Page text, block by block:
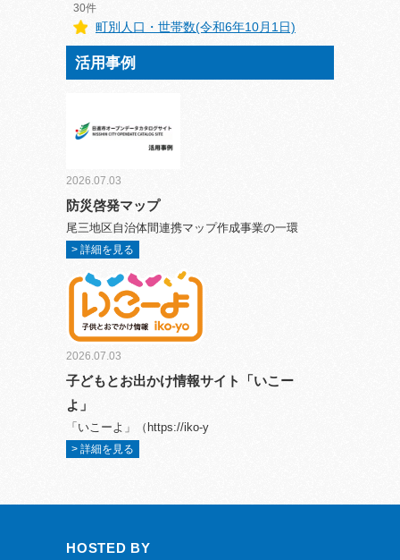
30件
町別人口・世帯数(令和6年10月1日)
活用事例
2026.07.03
防災啓発マップ
尾三地区自治体間連携マップ作成事業の一環
> 詳細を見る
2026.07.03
子どもとお出かけ情報サイト「いこー
よ」
「いこーよ」（https://iko-y
> 詳細を見る
HOSTED BY